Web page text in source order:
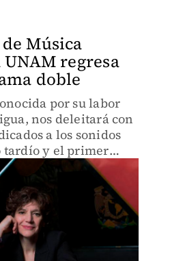
Música
regresa
doble
por su labor
nos deleitará con
a los sonidos
tardío y el primer